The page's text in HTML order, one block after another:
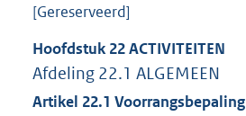
[Gereserveerd]
Hoofdstuk 22ACTIVITEITEN
Afdeling 22.1 ALGEMEEN
Artikel 22.1 Voorrangsbepaling